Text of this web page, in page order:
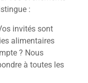
:
invités sont
alimentaires
? Nous
à toutes les